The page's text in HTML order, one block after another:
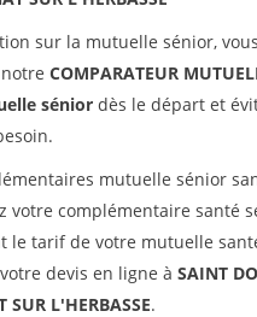
sur la mutuelle sénior,
COMPARATEUR
sénior dès le départ et
mutuelle sénior
votre complémentaire santé
le tarif de votre mutuelle
devis en ligne à SAINT
L'HERBASSE.